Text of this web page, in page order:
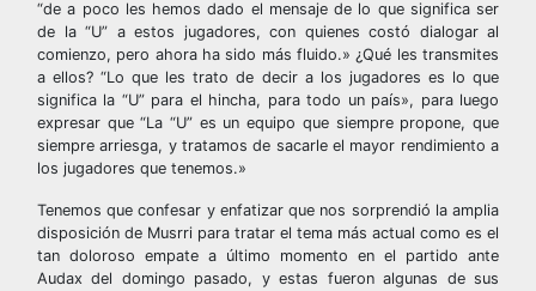
“de a poco les hemos dado el mensaje de lo que significa ser
de la “U” a estos jugadores, con quienes costó dialogar al
comienzo, pero ahora ha sido más fluido.» ¿Qué les transmites
a ellos? “Lo que les trato de decir a los jugadores es lo que
significa la “U” para el hincha, para todo un país», para luego
expresar que “La “U” es un equipo que siempre propone, que
siempre arriesga, y tratamos de sacarle el mayor rendimiento a
los jugadores que tenemos.»
Tenemos que confesar y enfatizar que nos sorprendió la amplia
disposición de Musrri para tratar el tema más actual como es el
tan doloroso empate a último momento en el partido ante
Audax del domingo pasado, y estas fueron algunas de sus